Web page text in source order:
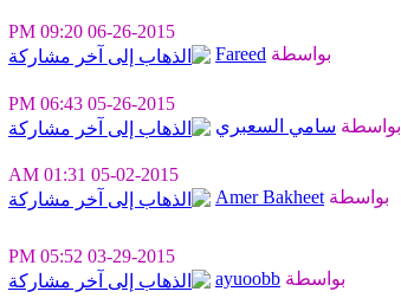
06-26-2015
09:20 PM
بواسطة Fareed
05-26-2015
06:43 PM
بواسطة سامي السعبري
05-02-2015
01:31 AM
بواسطة Amer Bakheet
03-29-2015
05:52 PM
بواسطة ayuoobb